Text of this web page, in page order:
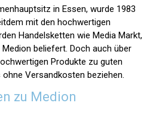
in Essen, wurde 1983
mit den hochwertigen
Handelsketten wie Media Markt,
beliefert. Doch auch über
Produkte zu guten
Versandkosten beziehen.
zu Medion